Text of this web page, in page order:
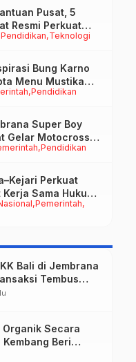
Pendidikan Teknologi
Pusat, 5
Resmi Perkuat
Jembrana
Pendidikan
Bung Karno
Menu Mustika
Pendidikan
Super Boy
Gelar Motocross
Pemerintah
Perkuat
Sama Hukum
Bali di Jembrana
Tembus
Organik Secara
Beri
Warga Sri